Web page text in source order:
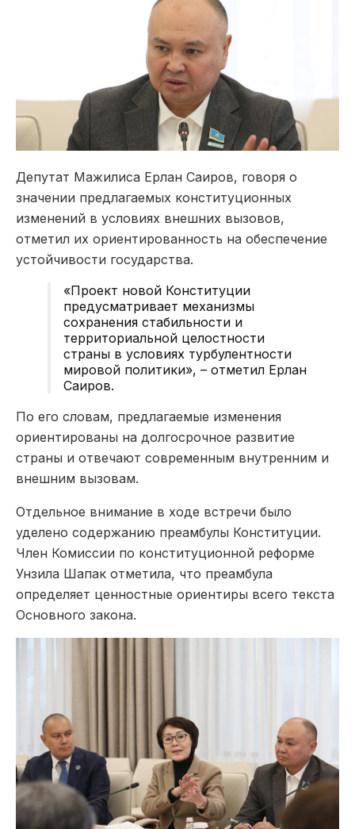
Депутат Мажилиса Ерлан Саиров, говоря о
значении предлагаемых конституционных
изменений в условиях внешних вызовов,
отметил их ориентированность на обеспечение
устойчивости государства.
«Проект новой Конституции
предусматривает механизмы
сохранения стабильности и
территориальной целостности
страны в условиях турбулентности
мировой политики», – отметил Ерлан
Саиров.
По его словам, предлагаемые изменения
ориентированы на долгосрочное развитие
страны и отвечают современным внутренним и
внешним вызовам.
Отдельное внимание в ходе встречи было
уделено содержанию преамбулы Конституции.
Член Комиссии по конституционной реформе
Унзила Шапак отметила, что преамбула
определяет ценностные ориентиры всего текста
Основного закона.